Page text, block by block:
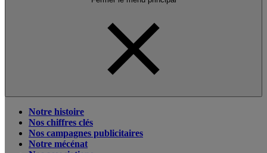
Notre histoire
Nos chiffres clés
Nos campagnes publicitaires
Notre mécénat